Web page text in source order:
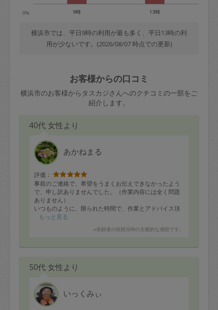
0% 9時 13時
横浜市では、平日9時の利用が最も多く、平日13時の利
用が少ないです。(2026/08/07 時点での更新)
お客様からの口コミ
横浜市のお客様からタスカジさんへのクチコミの一部をご
紹介します。
40代 女性より
あかねまる
評価：
事前のご連絡で、希望をうまくお伝えできなかったよう
で、申し訳ありませんでした。（作業内容には全く問題
ありません）
いつものように、限られた時間で、作業とアドバイス頂
き、とても助かりました。またよろしくお願いします。
もっと見る
※依頼者の依頼当時の主観的な感想です。
50代 女性より
いっくみぃ